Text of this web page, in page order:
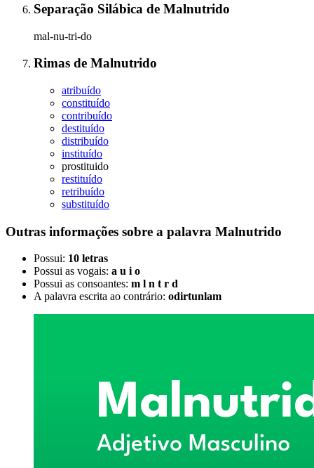
Separação Silábica de Malnutrido
mal-nu-tri-do
Rimas de Malnutrido
atribuído
constituído
contribuído
destituído
distribuído
instituído
prostituido
restituído
retribuído
substituído
Outras informações sobre a palavra Malnutrido
Possui: 10 letras
Possui as vogais: a u i o
Possui as consoantes: m l n t r d
A palavra escrita ao contrário: odirtunlam